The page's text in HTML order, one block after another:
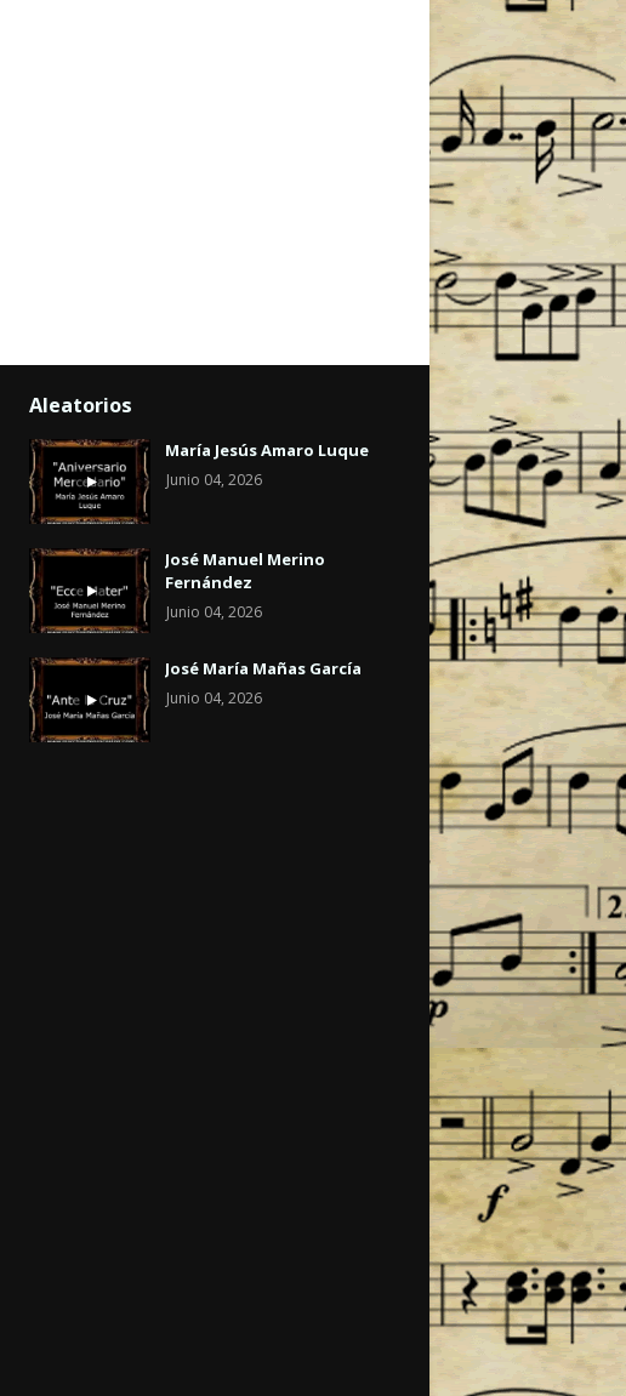
Aleatorios
María Jesús Amaro Luque
Junio 04, 2026
José Manuel Merino
Fernández
Junio 04, 2026
José María Mañas García
Junio 04, 2026